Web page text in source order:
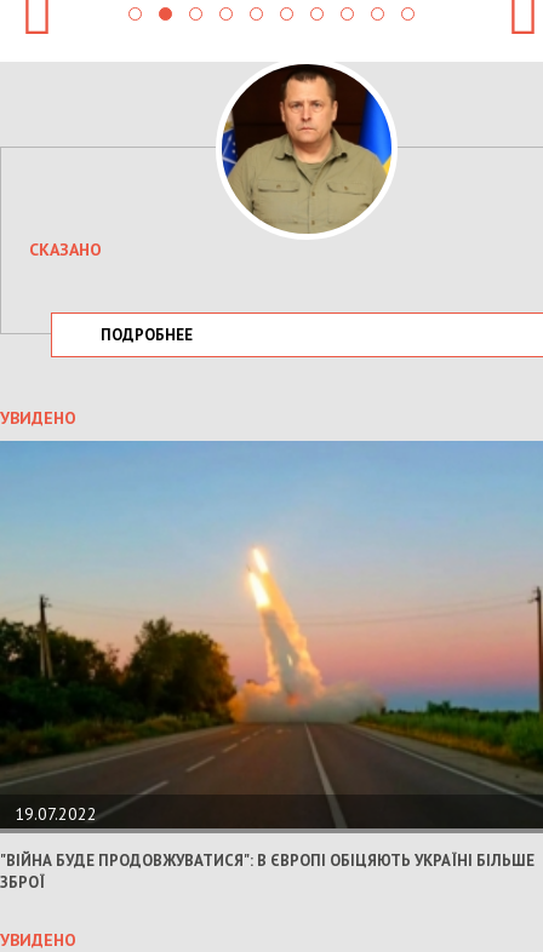
СКАЗАНО
ПОДРОБНЕЕ
УВИДЕНО
19.07.2022
"ВІЙНА БУДЕ ПРОДОВЖУВАТИСЯ": В ЄВРОПІ ОБІЦЯЮТЬ УКРАЇНІ БІЛЬШЕ
ЗБРОЇ
УВИДЕНО